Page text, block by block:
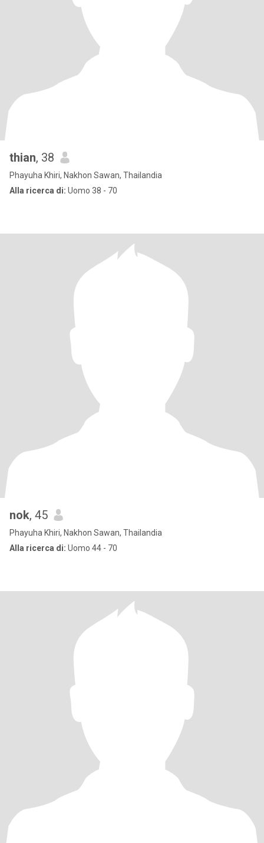
thian, 38
Phayuha Khiri, Nakhon Sawan, Thailandia
Alla ricerca di: Uomo 38 - 70
nok, 45
Phayuha Khiri, Nakhon Sawan, Thailandia
Alla ricerca di: Uomo 44 - 70